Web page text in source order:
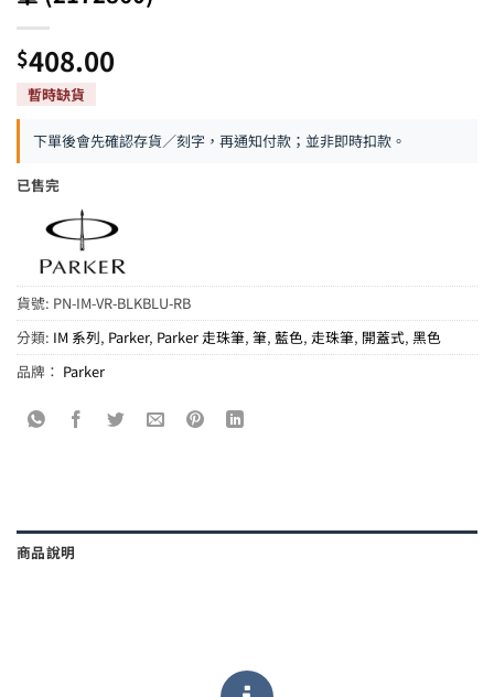
$408.00
下單後會先確認存貨／刻字，再通知付款；並非即時扣款。
已售完
貨號: PN-IM-VR-BLKBLU-RB
分類: IM 系列, Parker, Parker 走珠筆, 筆, 藍色, 走珠筆, 開蓋式, 黑色
品牌： Parker
商品說明